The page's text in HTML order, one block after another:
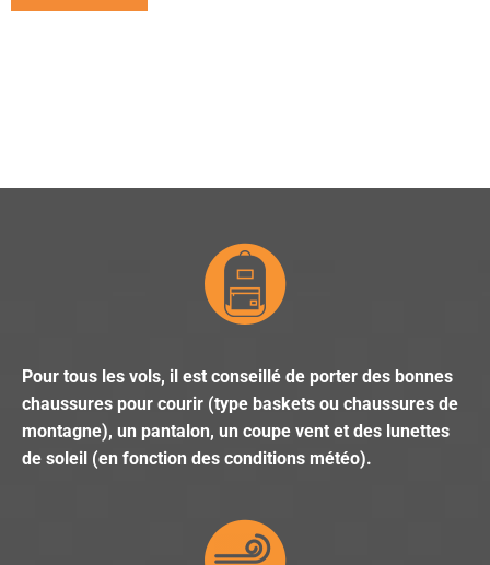
Pour tous les vols, il est conseillé de porter des bonnes
chaussures pour courir (type baskets ou chaussures de
montagne), un pantalon, un coupe vent et des lunettes
de soleil (en fonction des conditions météo).